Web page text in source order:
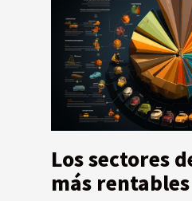
Los sectores
más rentables